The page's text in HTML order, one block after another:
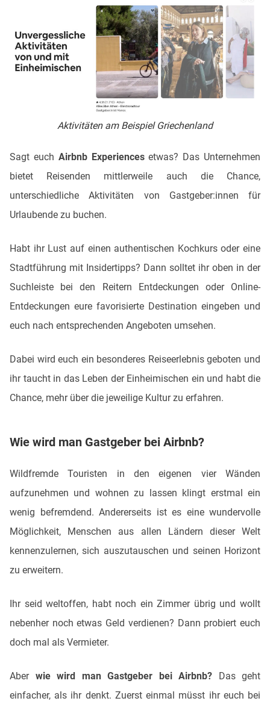
Aktivitäten am Beispiel Griechenland
Sagt euch Airbnb Experiencesetwas? Das Unternehmen
bietet Reisenden mittlerweile auch die Chance,
unterschiedliche Aktivitäten von Gastgeber:innen für
Urlaubende zu buchen.
Habt ihr Lust auf einen authentischen Kochkurs oder eine
Stadtführung mit Insidertipps? Dann solltet ihr oben in der
Suchleiste bei den Reitern Entdeckungen oder Online-
Entdeckungen eure favorisierte Destination eingeben und
euch nach entsprechenden Angeboten umsehen.
Dabei wird euch ein besonderes Reiseerlebnis geboten und
ihr taucht in das Leben der Einheimischen ein und habt die
Chance, mehr über die jeweilige Kultur zu erfahren.
Wie wird man Gastgeber bei Airbnb?
Wildfremde Touristen in den eigenen vier Wänden
aufzunehmen und wohnen zu lassen klingt erstmal ein
wenig befremdend. Andererseits ist es eine wundervolle
Möglichkeit, Menschen aus allen Ländern dieser Welt
kennenzulernen, sich auszutauschen und seinen Horizont
zu erweitern.
Ihr seid weltoffen, habt noch ein Zimmer übrig und wollt
nebenher noch etwas Geld verdienen? Dann probiert euch
doch mal als Vermieter.
Aber wie wird man Gastgeber bei Airbnb? Das geht
einfacher, als ihr denkt. Zuerst einmal müsst ihr euch bei